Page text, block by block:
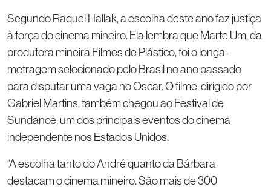
Segundo Raquel Hallak, a escolha deste ano faz justiça
à força do cinema mineiro. Ela lembra que Marte Um, da
produtora mineira Filmes de Plástico, foi o longa-
metragem selecionado pelo Brasil no ano passado
para disputar uma vaga no Oscar. O filme, dirigido por
Gabriel Martins, também chegou ao Festival de
Sundance, um dos principais eventos do cinema
independente nos Estados Unidos.
“A escolha tanto do André quanto da Bárbara
destacam o cinema mineiro. São mais de 300